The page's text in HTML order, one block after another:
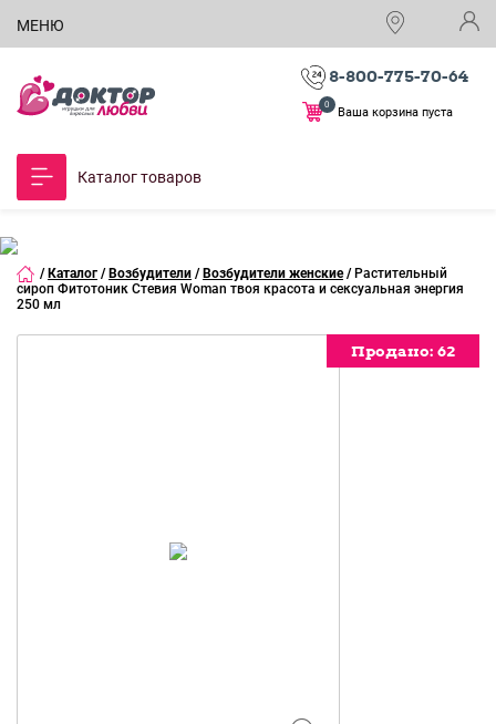
МЕНЮ
8-800-775-70-64
Ваша корзина пуста
0
Каталог товаров
/ Каталог / Возбудители / Возбудители женские / Растительный
сироп Фитотоник Стевия Woman твоя красота и сексуальная энергия
250 мл
Продано: 62
Продано: 62
Продано: 62
Продано: 62
Продано: 62
Продано: 62
Продано: 62